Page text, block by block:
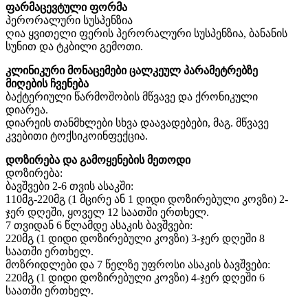
ფარმაცევტული ფორმა
პერორალური სუსპენზია
ღია ყვითელი ფერის პერორალური სუსპენზია, ბანანის
სუნით და ტკბილი გემოთი.
კლინიკური მონაცემები ცალკეულ პარამეტრებზე
მიღების ჩვენება
ბაქტერიული წარმოშობის მწვავე და ქრონიკული
დიარეა.
დიარეის თანმხლები სხვა დაავადებები, მაგ. მწვავე
კვებითი ტოქსიკოინფექცია.
დოზირება და გამოყენების მეთოდი
დოზირება:
ბავშვები 2-6 თვის ასაკში:
110მგ-220მგ (1 მცირე ან 1 დიდი დოზირებული კოვზი) 2-
ჯერ დღეში, ყოველ 12 საათში ერთხელ.
7 თვიდან 6 წლამდე ასაკის ბავშვები:
220მგ (1 დიდი დოზირებული კოვზი) 3-ჯერ დღეში 8
საათში ერთხელ.
მოზრიდლები და 7 წელზე უფროსი ასაკის ბავშვები:
220მგ (1 დიდი დოზირებული კოვზი) 4-ჯერ დღეში 6
საათში ერთხელ.